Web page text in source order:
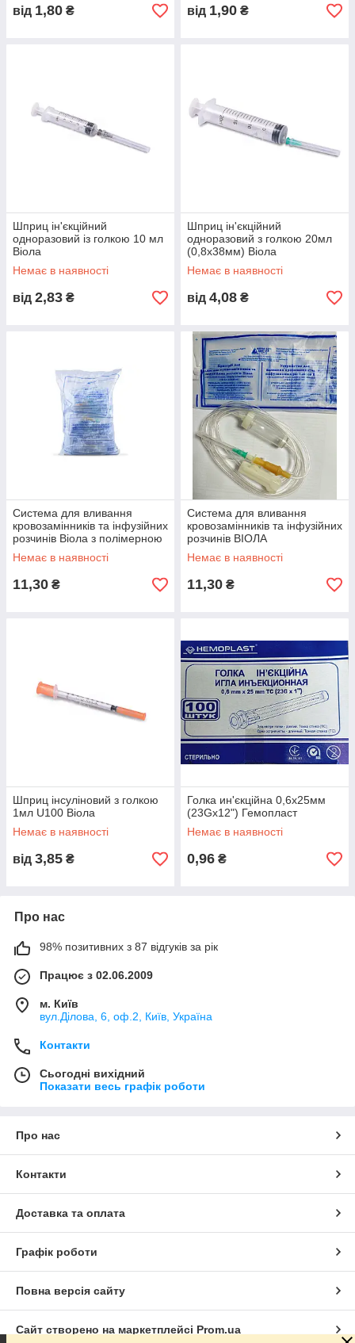
від 1,80 ₴ від 1,90 ₴
Шприц ін'єкційний
одноразовий із голкою 10 мл
Віола
Немає в наявності
від 2,83 ₴
Шприц ін'єкційний
одноразовий з голкою 20мл
(0,8х38мм) Віола
Немає в наявності
від 4,08 ₴
Система для вливання
кровозамінників та інфузійних
розчинів Віола з полімерною
голкою
Немає в наявності
11,30 ₴
Система для вливання
кровозамінників та інфузійних
розчинів ВІОЛА
Немає в наявності
11,30 ₴
Шприц інсуліновий з голкою
1мл U100 Віола
Немає в наявності
від 3,85 ₴
Голка ин'єкційна 0,6х25мм
(23Gx12") Гемопласт
Немає в наявності
0,96 ₴
Про нас
98% позитивних з 87 відгуків за рік
Працює з 02.06.2009
м. Київ
вул.Ділова, 6, оф.2, Київ, Україна
Контакти
Сьогодні вихідний
Показати весь графік роботи
Про нас
Контакти
Доставка та оплата
Графік роботи
Повна версія сайту
Сайт створено на маркетплейсі Prom.ua